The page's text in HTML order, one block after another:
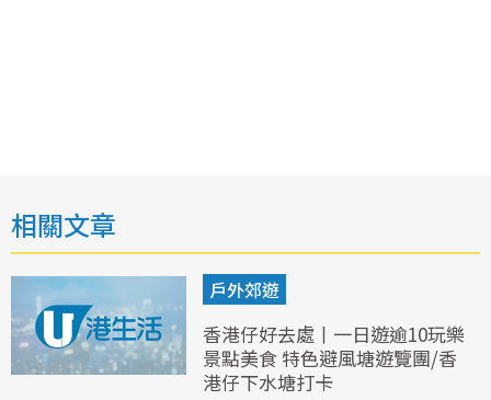
相關文章
戶外郊遊
香港仔好去處丨一日遊逾10玩樂
景點美食 特色避風塘遊覽團/香
港仔下水塘打卡